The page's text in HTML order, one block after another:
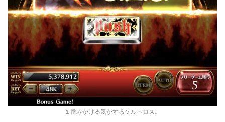
１番みかける気がするケルベロス。